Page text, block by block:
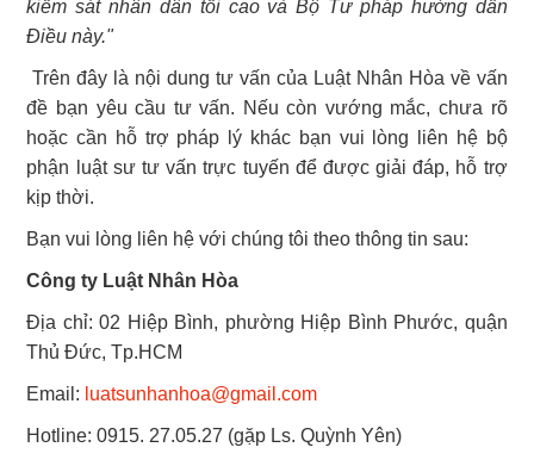
kiểm sát nhân dân tối cao và Bộ Tư pháp hướng dẫn
Điều này."
Trên đây là nội dung tư vấn của Luật Nhân Hòa về vấn
đề bạn yêu cầu tư vấn. Nếu còn vướng mắc, chưa rõ
hoặc cần hỗ trợ pháp lý khác bạn vui lòng liên hệ bộ
phận luật sư tư vấn trực tuyến để được giải đáp, hỗ trợ
kịp thời.
Bạn vui lòng liên hệ với chúng tôi theo thông tin sau:
Công ty Luật Nhân Hòa
Địa chỉ: 02 Hiệp Bình, phường Hiệp Bình Phước, quận
Thủ Đức, Tp.HCM
Email: luatsunhanhoa@gmail.com
Hotline: 0915. 27.05.27 (gặp Ls. Quỳnh Yên)